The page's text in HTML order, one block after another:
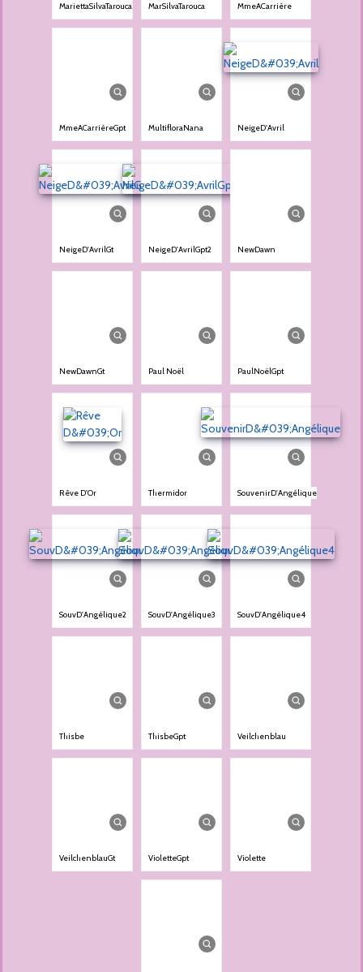
MariettaSilvaTarouca MarSilvaTarouca MmeACarrière
MmeACarrièreGpt MultifloraNana NeigeD'Avril
NeigeD'AvrilGt NeigeD'AvrilGpt2 NewDawn
NewDawnGt Paul Noël PaulNoëlGpt
Rêve D'Or Thermidor SouvenirD'Angélique
SouvD'Angélique2 SouvD'Angélique3 SouvD'Angélique4
Thisbe ThisbeGpt Veilchenblau
VeilchenblauGt VioletteGpt Violette